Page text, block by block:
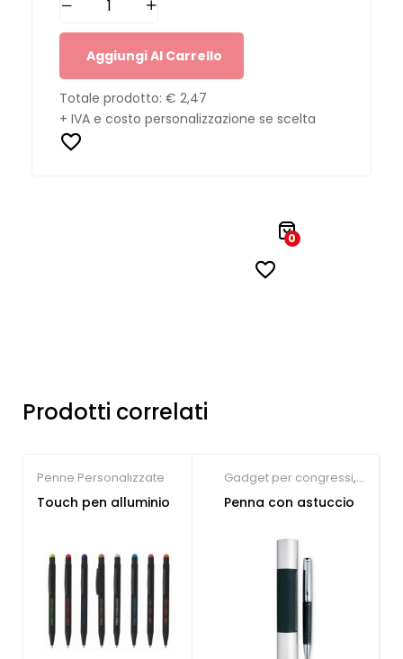
Aggiungi Al Carrello
Totale prodotto: € 2,47
+ IVA e costo personalizzazione se scelta
0
Prodotti correlati
Penne Personalizzate
Touch pen alluminio
Gadget per congressi,
Penne Personalizzate
Penna con astuccio